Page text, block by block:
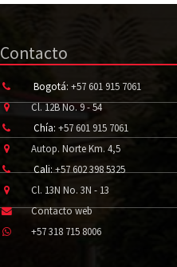
Contacto
Bogotá: +57 601 915 7061
Cl. 12B No. 9 - 54
Chía: +57 601 915 7061
Autop. Norte Km. 4,5
Cali: +57 602 398 5325
Cl. 13N No. 3N - 13
Contacto web
+57 318 715 8006